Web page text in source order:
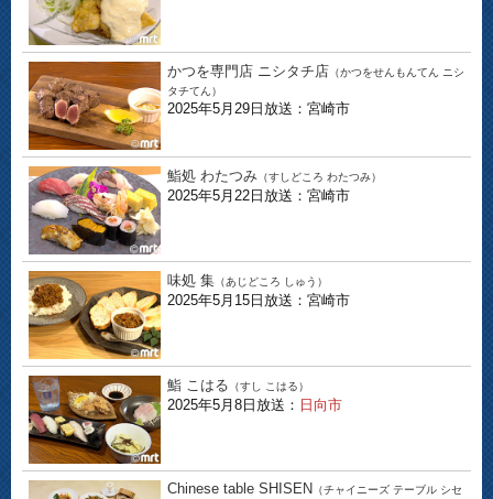
かつを専門店 ニシタチ店 （かつをせんもんてん ニシ
タチてん）
2025年5月29日放送：宮崎市
鮨処 わたつみ （すしどころ わたつみ）
2025年5月22日放送：宮崎市
味処 集 （あじどころ しゅう）
2025年5月15日放送：宮崎市
鮨 こはる （すし こはる）
2025年5月8日放送： 日向市
Chinese table SHISEN （チャイニーズ テーブル シセ